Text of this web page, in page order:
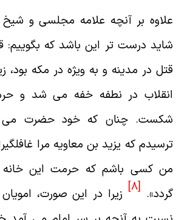
بر آنچه علامه مجلسى و شيخ
درست تر اين باشد كه بگوييم:
در مدينه و به ويژه در مكه بود،
در نطفه خفه مى شد و
چنان كه خود حضرت مى
كه يزيد بن معاويه مرا
كسى باشم كه حرمت اين خانه
زيرا در اين صورت، امويان